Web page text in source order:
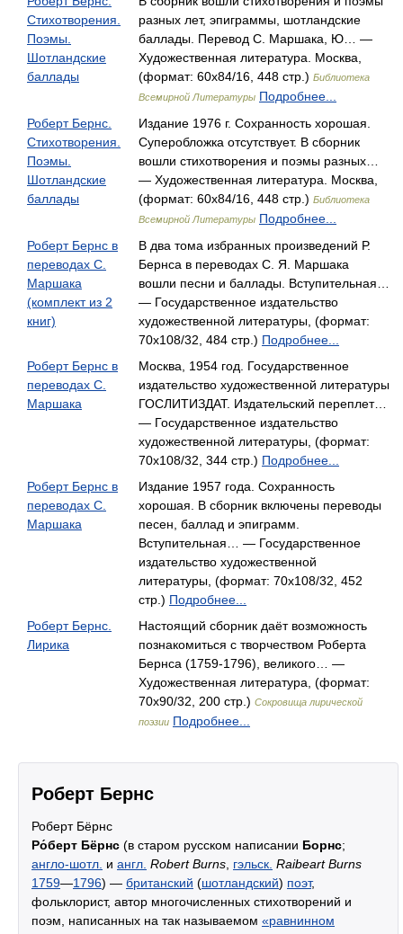
Стихотворения.
Поэмы.
Шотландские
баллады
разных лет, эпиграммы, шотландские
баллады. Перевод С. Маршака, Ю… —
Художественная литература. Москва,
(формат: 60x84/16, 448 стр.) Библиотека
Всемирной Литературы Подробнее...
Роберт Бернс.
Стихотворения.
Поэмы.
Шотландские
баллады
Издание 1976 г. Сохранность хорошая.
Суперобложка отсутствует. В сборник
вошли стихотворения и поэмы разных…
— Художественная литература. Москва,
(формат: 60x84/16, 448 стр.) Библиотека
Всемирной Литературы Подробнее...
Роберт Бернс в
переводах С.
Маршака
(комплект из 2
книг)
В два тома избранных произведений Р.
Бернса в переводах С. Я. Маршака
вошли песни и баллады. Вступительная…
— Государственное издательство
художественной литературы, (формат:
70x108/32, 484 стр.) Подробнее...
Роберт Бернс в
переводах С.
Маршака
Москва, 1954 год. Государственное
издательство художественной литературы
ГОСЛИТИЗДАТ. Издательский переплет…
— Государственное издательство
художественной литературы, (формат:
70x108/32, 344 стр.) Подробнее...
Роберт Бернс в
переводах С.
Маршака
Издание 1957 года. Сохранность
хорошая. В сборник включены переводы
песен, баллад и эпиграмм.
Вступительная… — Государственное
издательство художественной
литературы, (формат: 70x108/32, 452
стр.) Подробнее...
Роберт Бернс.
Лирика
Настоящий сборник даёт возможность
познакомиться с творчеством Роберта
Бернса (1759-1796), великого… —
Художественная литература, (формат:
70x90/32, 200 стр.) Сокровища лирической
поэзии Подробнее...
Роберт Бернс
Роберт Бёрнс
Ро́берт Бёрнс (в старом русском написании Борнс;
англо-шотл. и англ. Robert Burns гэльск. Raibeart Burns
1759—1796) — британский (шотландский) поэт,
фольклорист, автор многочисленных стихотворений и
поэм, написанных на так называемом «равнинном